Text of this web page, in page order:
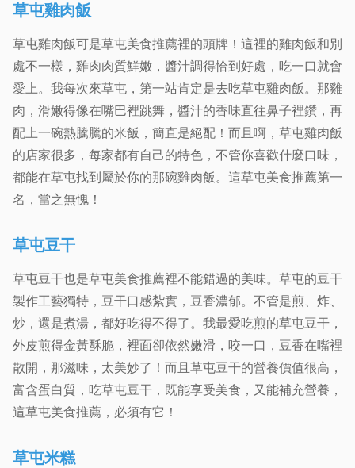
草屯雞肉飯
草屯雞肉飯可是草屯美食推薦裡的頭牌！這裡的雞肉飯和別
處不一樣，雞肉肉質鮮嫩，醬汁調得恰到好處，吃一口就會
愛上。我每次來草屯，第一站肯定是去吃草屯雞肉飯。那雞
肉，滑嫩得像在嘴巴裡跳舞，醬汁的香味直往鼻子裡鑽，再
配上一碗熱騰騰的米飯，簡直是絕配！而且啊，草屯雞肉飯
的店家很多，每家都有自己的特色，不管你喜歡什麼口味，
都能在草屯找到屬於你的那碗雞肉飯。這草屯美食推薦第一
名，當之無愧！
草屯豆干
草屯豆干也是草屯美食推薦裡不能錯過的美味。草屯的豆干
製作工藝獨特，豆干口感紮實，豆香濃郁。不管是煎、炸、
炒，還是煮湯，都好吃得不得了。我最愛吃煎的草屯豆干，
外皮煎得金黃酥脆，裡面卻依然嫩滑，咬一口，豆香在嘴裡
散開，那滋味，太美妙了！而且草屯豆干的營養價值很高，
富含蛋白質，吃草屯豆干，既能享受美食，又能補充營養，
這草屯美食推薦，必須有它！
草屯米糕